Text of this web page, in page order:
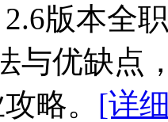
2.6版本全
与优缺点
略。 [详